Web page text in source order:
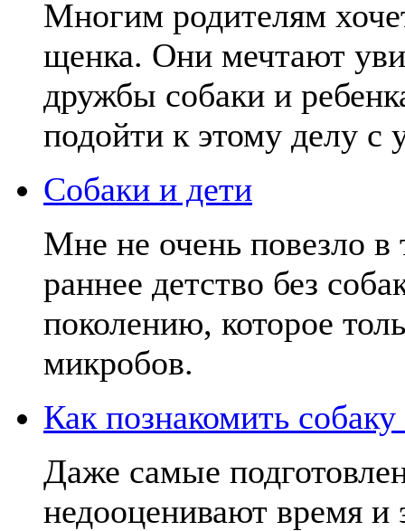
Многим родителям
щенка. Они мечтают
дружбы собаки и
подойти к этому делу с
Собаки и дети
Мне не очень повезло в
раннее детство без
поколению, которое
микробов.
Как познакомить
Даже самые
недооценивают время и